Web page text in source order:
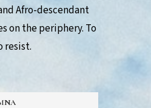
Afro-descendant
on the periphery. To
resist.